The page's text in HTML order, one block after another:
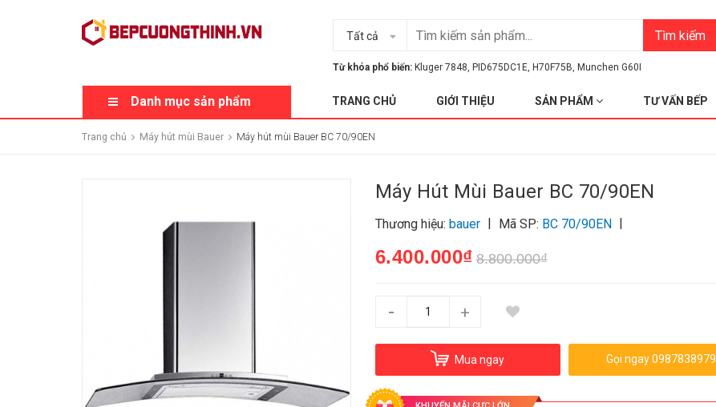
Tất cả Tìm kiếm
Từ khóa phổ biến: Kluger 7848, PID675DC1E, H70F75B, Munchen G60I
Danh mục sản phẩm TRANG CHỦ GIỚI THIỆU SẢN PHẨM TƯ VẤN BẾP
Trang chủ Máy hút mùi Bauer Máy hút mùi Bauer BC 70/90EN
Máy Hút Mùi Bauer BC 70/90EN
Thương hiệu: bauer | Mã SP: BC 70/90EN |
6.400.000₫ 8.800.000₫
- +
Mua ngay Gọi ngay 0987838979